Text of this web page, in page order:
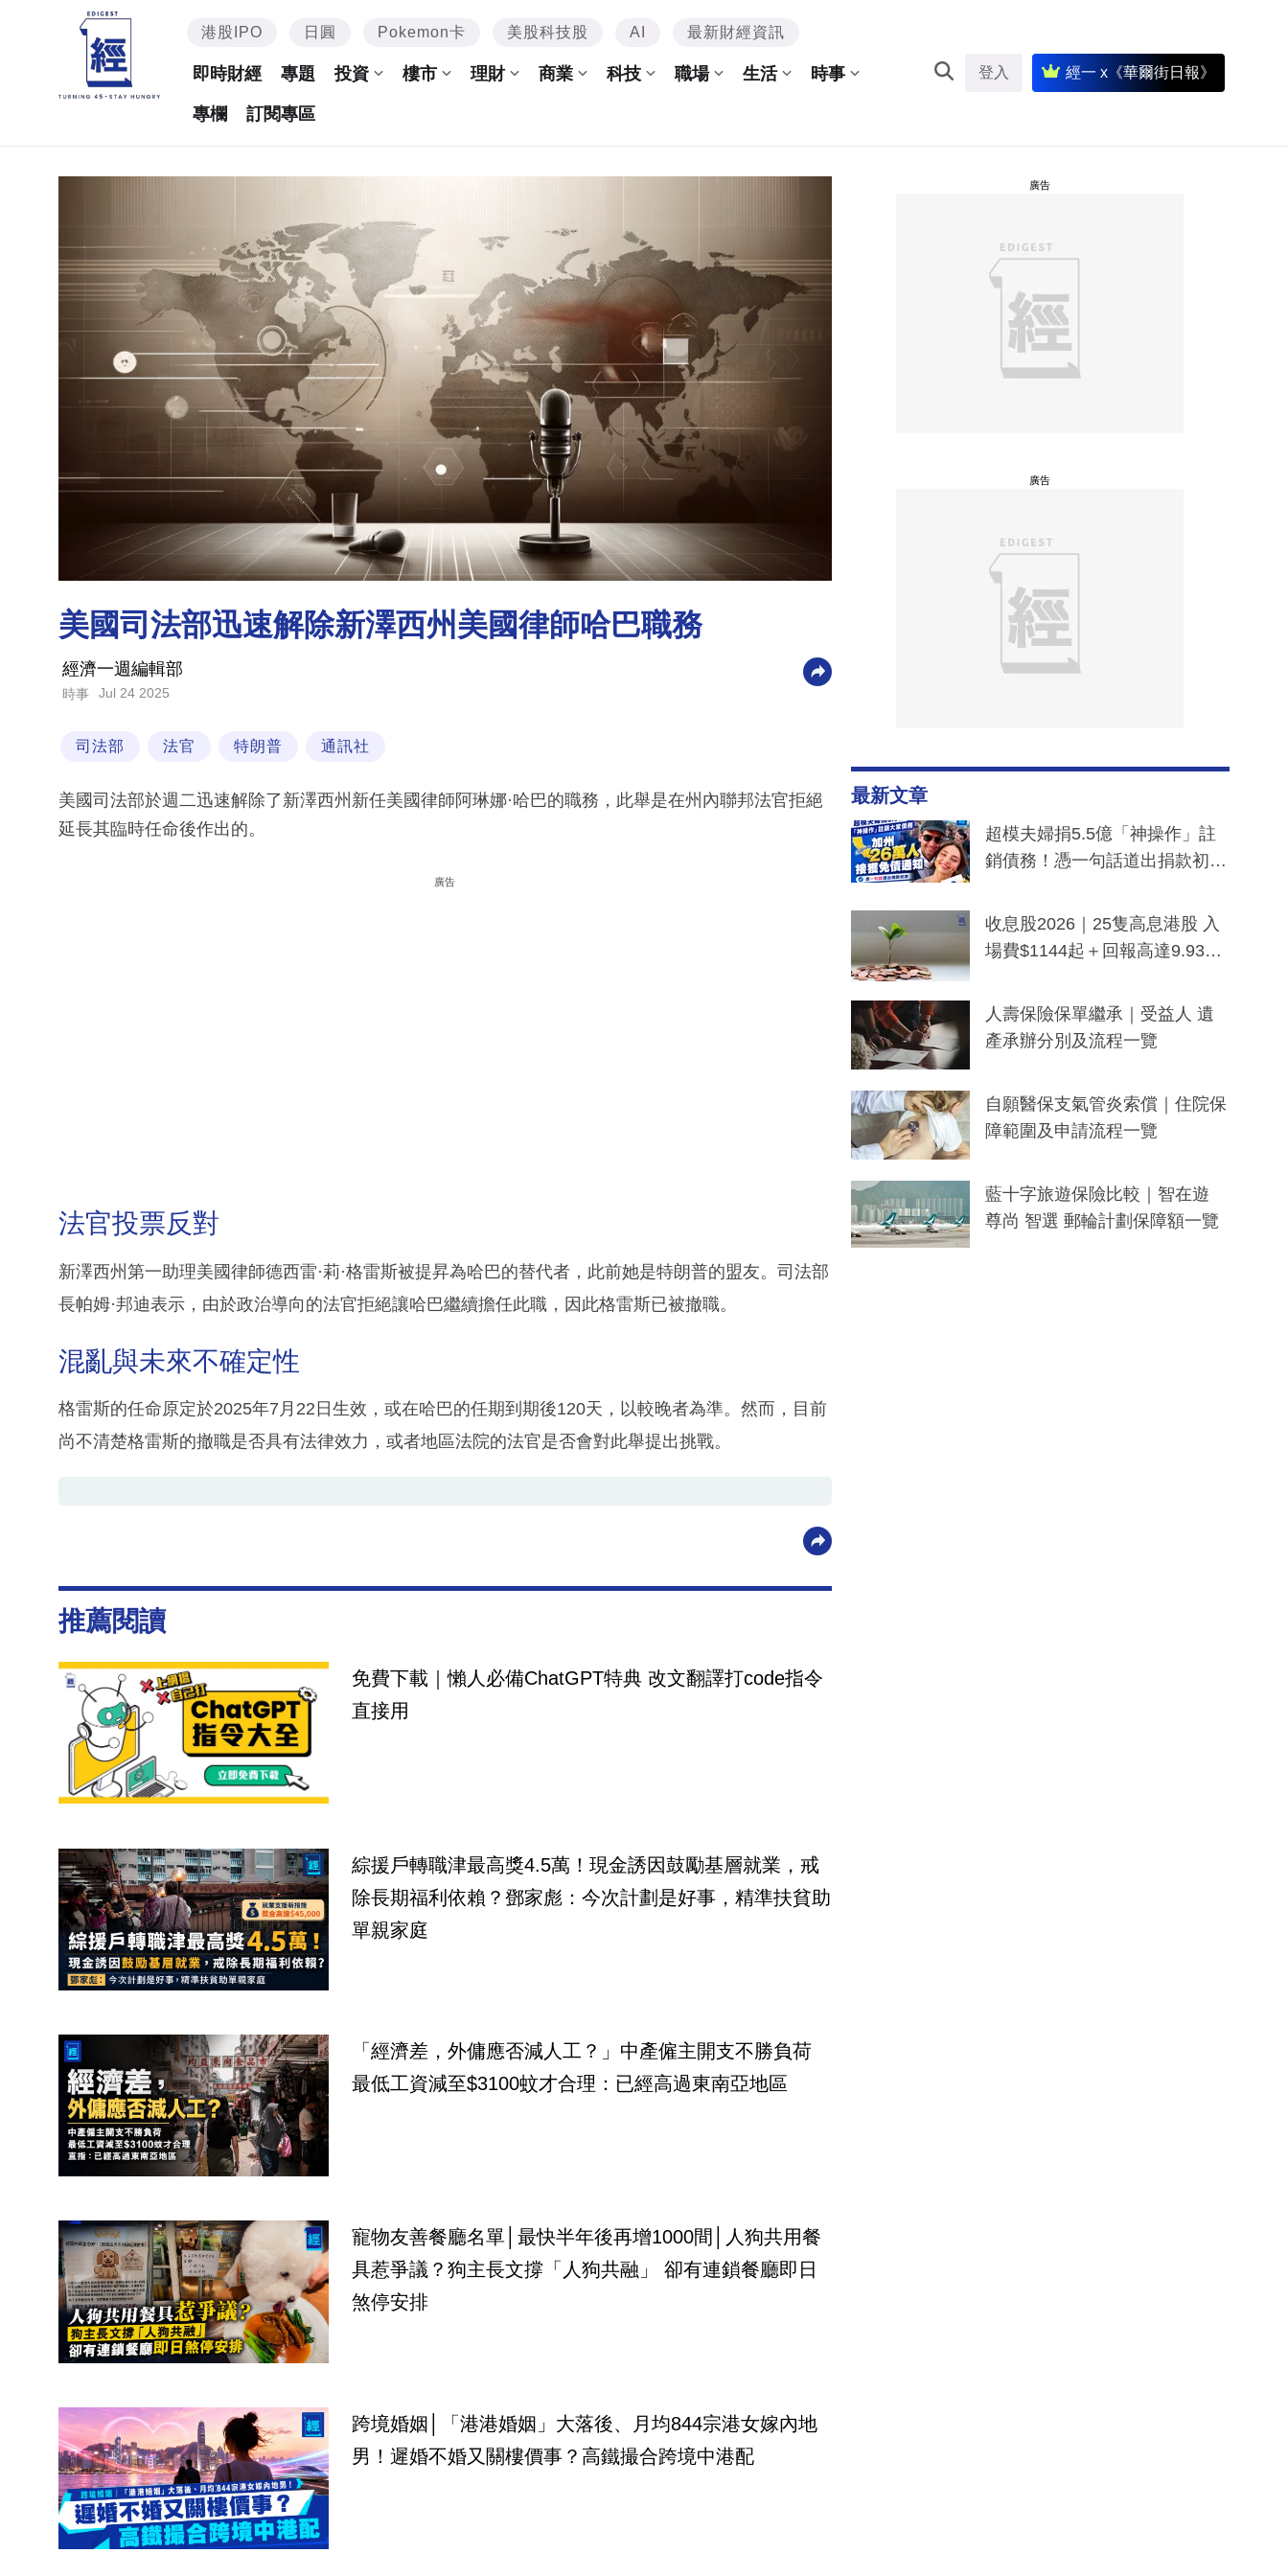
港股IPO 日圓 Pokemon卡 美股科技股 AI 最新財經資訊
即時財經 專題 投資 樓市 理財 商業 科技 職場 生活 時事
專欄 訂閱專區
登入 經一 x《華爾街日報》
美國司法部迅速解除新澤西州美國律師哈巴職務
經濟一週編輯部
時事 Jul 24 2025
司法部 法官 特朗普 通訊社
美國司法部於週二迅速解除了新澤西州新任美國律師阿琳娜·哈巴的職務，此舉是在州內聯邦法官拒絕
延長其臨時任命後作出的。
廣告
法官投票反對
新澤西州第一助理美國律師德西雷·莉·格雷斯被提昇為哈巴的替代者，此前她是特朗普的盟友。司法部
長帕姆·邦迪表示，由於政治導向的法官拒絕讓哈巴繼續擔任此職，因此格雷斯已被撤職。
混亂與未來不確定性
格雷斯的任命原定於2025年7月22日生效，或在哈巴的任期到期後120天，以較晚者為準。然而，目前
尚不清楚格雷斯的撤職是否具有法律效力，或者地區法院的法官是否會對此舉提出挑戰。
推薦閱讀
免費下載｜懶人必備ChatGPT特典 改文翻譯打code指令
直接用
綜援戶轉職津最高獎4.5萬！現金誘因鼓勵基層就業，戒
除長期福利依賴？鄧家彪：今次計劃是好事，精準扶貧助
單親家庭
「經濟差，外傭應否減人工？」中產僱主開支不勝負荷
最低工資減至$3100蚊才合理：已經高過東南亞地區
寵物友善餐廳名單│最快半年後再增1000間│人狗共用餐
具惹爭議？狗主長文撐「人狗共融」 卻有連鎖餐廳即日
煞停安排
跨境婚姻│「港港婚姻」大落後、月均844宗港女嫁內地
男！遲婚不婚又關樓價事？高鐵撮合跨境中港配
廣告
廣告
最新文章
超模夫婦捐5.5億「神操作」註
銷債務！憑一句話道出捐款初
一度被誤當詐騙手段
收息股2026｜25隻高息港股 入
場費$1144起＋回報高達9.93
人壽保險保單繼承｜受益人 遺
產承辦分別及流程一覽
自願醫保支氣管炎索償｜住院保
障範圍及申請流程一覽
藍十字旅遊保險比較｜智在遊
尊尚 智選 郵輪計劃保障額一覽